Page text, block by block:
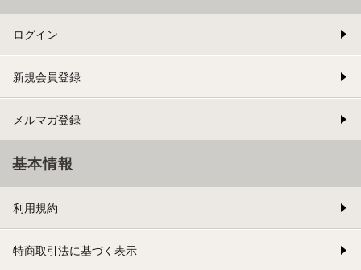
ログイン
新規会員登録
メルマガ登録
基本情報
利用規約
特商取引法に基づく表示